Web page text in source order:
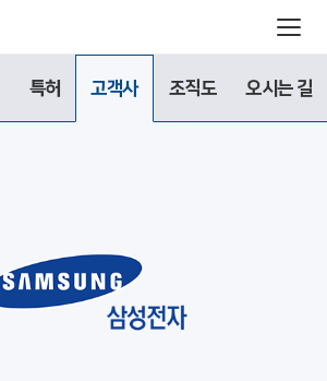
특허 고객사 조직도 오시는 길